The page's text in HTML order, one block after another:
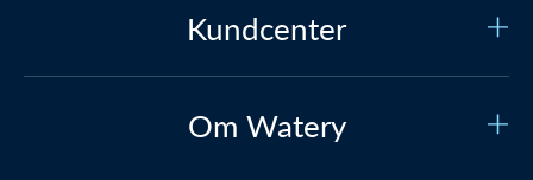
Kundcenter
Kontakta oss
Om Watery